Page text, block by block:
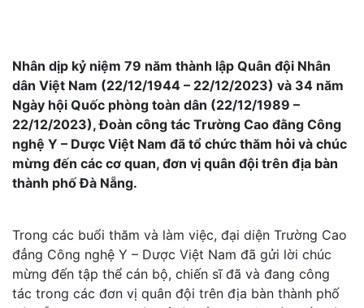
Nhân dịp kỷ niệm 79 năm thành lập Quân đội Nhân
dân Việt Nam (22/12/1944 – 22/12/2023) và 34 năm
Ngày hội Quốc phòng toàn dân (22/12/1989 –
22/12/2023), Đoàn công tác Trường Cao đằng Công
nghệ Y – Dược Việt Nam đã tổ chức thăm hỏi và chúc
mừng đến các cơ quan, đơn vị quân đội trên địa bàn
thành phố Đà Nẵng.
Trong các buổi thăm và làm việc, đại diện Trường Cao
đẳng Công nghệ Y – Dược Việt Nam đã gửi lời chúc
mừng đến tập thể cán bộ, chiến sĩ đã và đang công
tác trong các đơn vị quân đội trên địa bàn thành phố